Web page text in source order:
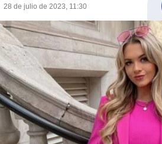
28 de julio de 2023, 11:30